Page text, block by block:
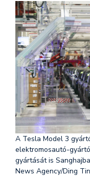
A Tesla Model 3
elektromosautó-
gyártását is
News Agency/Ding